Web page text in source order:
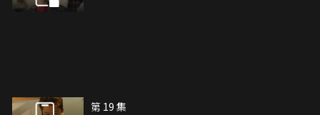
第 19 集